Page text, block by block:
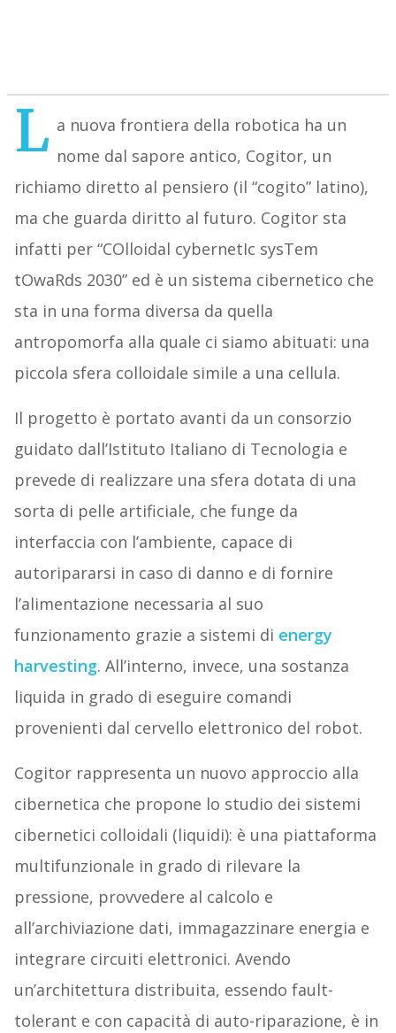
L a nuova frontiera della robotica ha un
nome dal sapore antico, Cogitor, un
richiamo diretto al pensiero (il “cogito” latino),
ma che guarda diritto al futuro. Cogitor sta
infatti per “COlloidal cybernetIc sysTem
tOwaRds 2030” ed è un sistema cibernetico che
sta in una forma diversa da quella
antropomorfa alla quale ci siamo abituati: una
piccola sfera colloidale simile a una cellula.
Il progetto è portato avanti da un consorzio
guidato dall’Istituto Italiano di Tecnologia e
prevede di realizzare una sfera dotata di una
sorta di pelle artificiale, che funge da
interfaccia con l’ambiente, capace di
autoripararsi in caso di danno e di fornire
l’alimentazione necessaria al suo
funzionamento grazie a sistemi di energy
harvesting. All’interno, invece, una sostanza
liquida in grado di eseguire comandi
provenienti dal cervello elettronico del robot.
Cogitor rappresenta un nuovo approccio alla
cibernetica che propone lo studio dei sistemi
cibernetici colloidali (liquidi): è una piattaforma
multifunzionale in grado di rilevare la
pressione, provvedere al calcolo e
all’archiviazione dati, immagazzinare energia e
integrare circuiti elettronici. Avendo
un’architettura distribuita, essendo fault-
tolerant e con capacità di auto-riparazione, è in